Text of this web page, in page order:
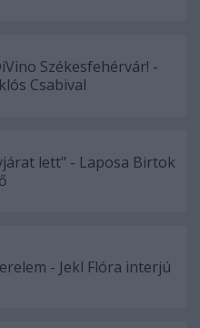
Székesfehérvár! -
Csabival
lett" - Laposa Birtok
- Jekl Flóra interjú